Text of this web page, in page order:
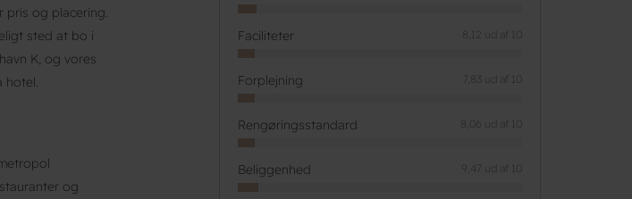
og placering.
sted at bo i
K, og vores
og
Faciliteter 8,12 ud af 10
Forplejning 7,83 ud af 10
Rengøringsstandard 8,06 ud af 10
Beliggenhed 9,47 ud af 10